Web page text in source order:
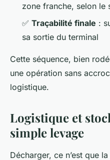
zone franche, selon le
✅ Traçabilité finale :
sa sortie du terminal
Cette séquence, bien
une opération sans
logistique.
Logistique et
simple levage
Décharger, ce n’est que